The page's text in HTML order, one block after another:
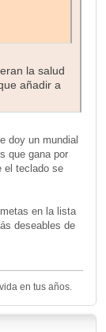
la salud
añadir a
doy un mundial
que gana por
el teclado se
en la lista
deseables de
en tus años.